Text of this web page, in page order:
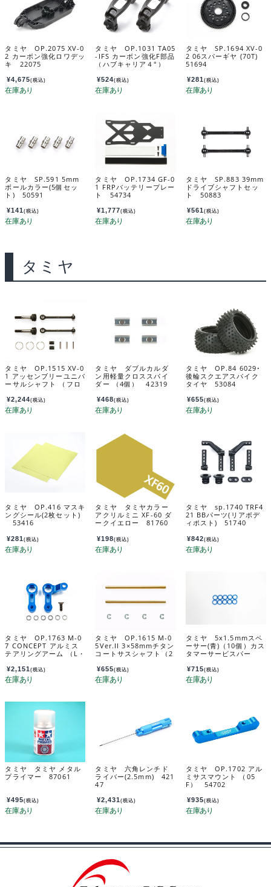
タミヤ OP.2075 XV-0
2 カーボン強化ロワデッ
キ 22075
¥4,675(税込)
タミヤ OP.1031 TA05
-IFS カーボン強化F部品
（ハブキャリア４°）
¥524(税込)
タミヤ SP.1694 XV-0
2 06スパーギヤ (70T)
51694
¥281(税込)
タミヤ SP.591 5mm
ボールカラー(5個セッ
ト) 50591
¥141(税込)
タミヤ OP.1734 GF-0
1 FRPバッテリープレー
ト 54734
¥1,777(税込)
タミヤ SP.883 39mm
ドライブシャフトセッ
ト 50883
¥561(税込)
タミヤ
タミヤ OP.1515 XV-0
1 アッセンブリーユニバ
ーサルシャフト （フロ
¥2,244(税込)
タミヤ ダブルカルダ
ン用軽量クロススパイ
ダー （4個） 42319
¥468(税込)
タミヤ OP.84 6029･
後輪スクエアスパイク
タイヤ 53084
¥655(税込)
タミヤ OP.416 マスキ
ングシール(2枚セット)
53416
¥281(税込)
タミヤ タミヤカラー
アクリルミニ XF-60 ダ
ークイエロー 81760
¥198(税込)
タミヤ sp.1740 TRF4
21 BBパーツ(リアボデ
ィポスト) 51740
¥842(税込)
タミヤ OP.1763 M-0
7 CONCEPT アルミス
テアリングアーム （L・
¥2,151(税込)
タミヤ OP.1615 M-0
5Ver.II 3×58mmチタン
コートサスシャフト（2
¥655(税込)
タミヤ 5x1.5mmスペ
ーサー(青)（10個）カス
タマーサービスパー
¥715(税込)
タミヤ タミヤ メタル
プライマー 87061
¥495(税込)
タミヤ 六角レンチド
ライバー(2.5mm) 421
47
¥2,431(税込)
タミヤ OP.1702 アル
ミサスマウント （05
F） 54702
¥935(税込)